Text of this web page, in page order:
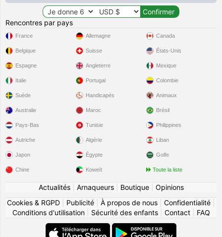
Rencontres par pays
France
Belgique
Espagne
Italie
Suède
Allemagne
Suisse
Angleterre
Portugal
Handicapés
Canada
États-Unis
Mexique
Colombie
Animaux
Australie
Pays-Bas
Autriche
Japon
Chine
Maroc
Tunisie
Algérie
Égypte
Koweït
Brésil
Philippines
Liban
Golfe
Toute la liste
Actualités| Arnaqueurs| Boutique| Opinions
Cookies & RGPD
Publicité À propos de nous Confidentialité
Conditions d'utilisation| Sécurité des enfants| Contact| FAQ